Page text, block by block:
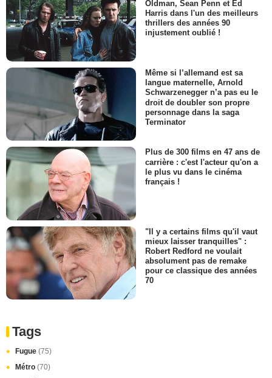
Oldman, Sean Penn et Ed
Harris dans l'un des meilleurs
thrillers des années 90
injustement oublié !
Même si l’allemand est sa
langue maternelle, Arnold
Schwarzenegger n’a pas eu le
droit de doubler son propre
personnage dans la saga
Terminator
Plus de 300 films en 47 ans de
carrière : c'est l'acteur qu'on a
le plus vu dans le cinéma
français !
"Il y a certains films qu'il vaut
mieux laisser tranquilles" :
Robert Redford ne voulait
absolument pas de remake
pour ce classique des années
70
Tags
Fugue (75)
Métro (70)